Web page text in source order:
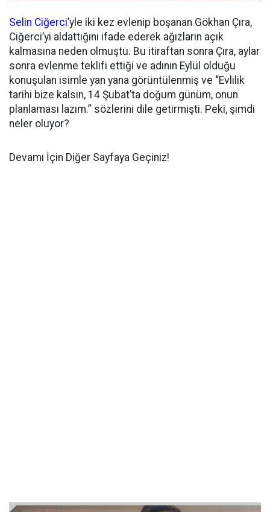
Selin Ciğerci’yle iki kez evlenip boşanan Gökhan Çıra,
Ciğerci’yi aldattığını ifade ederek ağızların açık
kalmasına neden olmuştu. Bu itiraftan sonra Çıra, aylar
sonra evlenme teklifi ettiği ve adının Eylül olduğu
konuşulan isimle yan yana görüntülenmiş ve “Evlilik
tarihi bize kalsın, 14 Şubat’ta doğum günüm, onun
planlaması lazım.” sözlerini dile getirmişti. Peki, şimdi
neler oluyor?
Devamı İçin Diğer Sayfaya Geçiniz!